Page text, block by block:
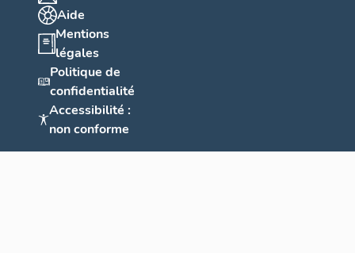
Aide
Mentions
légales
Politique de
confidentialité
Accessibilité :
non conforme